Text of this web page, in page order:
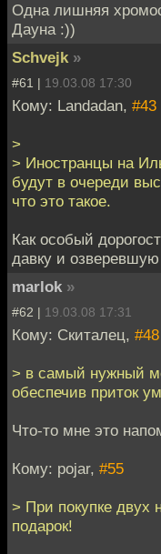
Одна лишняя
Дауна :))
Schvejk »
#61 | 19.03.08 17:30
Кому: Landadan, #43
>
> Иностранцы на
будут в очереди
что это такое.
Как особый
давку и озверевшую
marlok »
#62 | 19.03.08 17:31
Кому: Скиталец, #48
> в самый нужный
обеспечив приток
Что-то мне это
Кому: pojar, #55
> При покупке двух
подарок!